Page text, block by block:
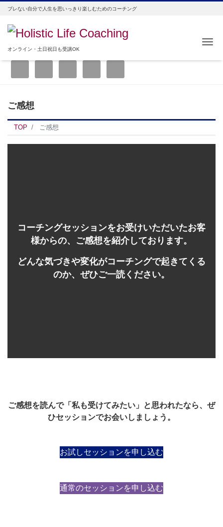
ブレない自分で人生を思いっきり楽しむためのコーチング
オンライン・土日祝日も受講OK
ご感想
TOP ご感想
コーチングセッションをお受けいただいたお客
様からの、ご感想を紹介しております。
どんな気づきや変化がコーチングで起きてくる
のか、ぜひご一読ください。
ご感想を読んで「私も受けてみたい」と思われたなら、ぜ
ひセッションでお会いしましょう。
お試しセッションを申し込む
通常のセッションを申し込む